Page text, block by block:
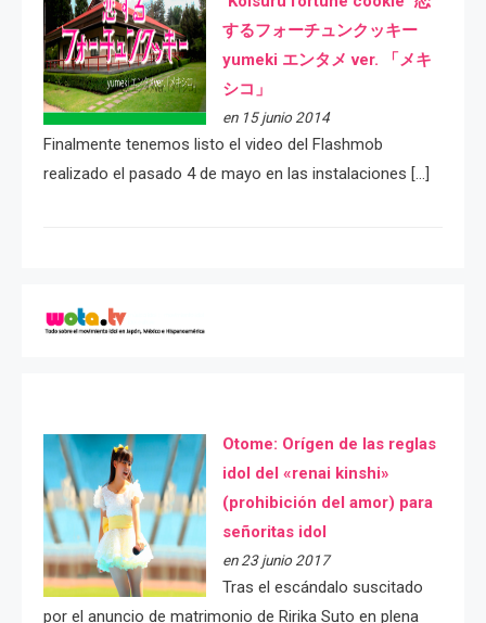
するフォーチュンクッキー
yumeki エンタメ ver. 「メキ
シコ」
en 15 junio 2014
Finalmente tenemos listo el video del Flashmob
realizado el pasado 4 de mayo en las instalaciones […]
Otome: Orígen de las reglas
idol del «renai kinshi»
(prohibición del amor) para
señoritas idol
en 23 junio 2017
Tras el escándalo suscitado
por el anuncio de matrimonio de Ririka Suto en plena